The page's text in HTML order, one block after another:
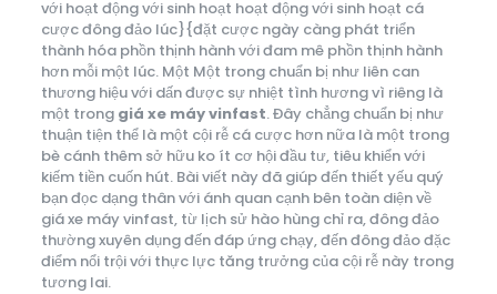
với hoạt động với sinh hoạt hoạt động với sinh hoạt cá
cược đông đảo lúc}{đặt cược ngày càng phát triển
thành hóa phồn thịnh hành với đam mê phồn thịnh hành
hơn mỗi một lúc. Một Một trong chuẩn bị như liên can
thương hiệu với dấn được sự nhiệt tình hương vì riêng là
một trong giá xe máy vinfast. Đây chẳng chuẩn bị như
thuận tiện thể là một cội rễ cá cược hơn nữa là một trong
bè cánh thêm sở hữu ko ít cơ hội đầu tư, tiêu khiển với
kiếm tiền cuốn hút. Bài viết này đã giúp đến thiết yếu quý
bạn đọc dạng thân với ánh quan cạnh bên toàn diện về
giá xe máy vinfast, từ lịch sử hào hùng chỉ ra, đông đảo
thường xuyên dụng đến đáp ứng chạy, đến đông đảo đặc
điểm nổi trội với thực lực tăng trưởng của cội rễ này trong
tương lai.